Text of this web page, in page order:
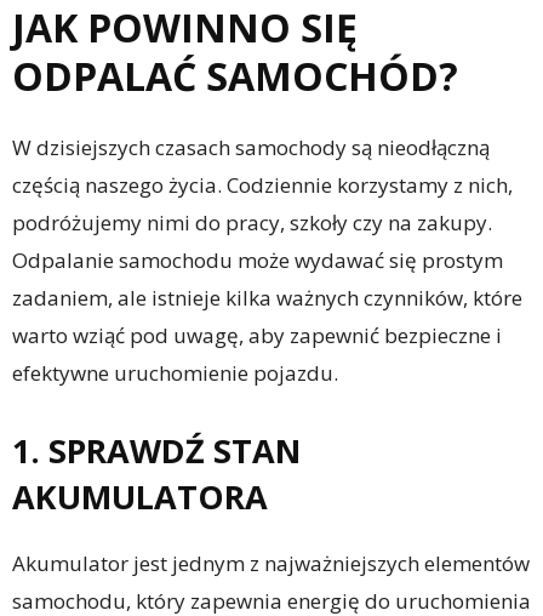
JAK POWINNO SIĘ
ODPALAĆ SAMOCHÓD?
W dzisiejszych czasach samochody są nieodłączną
częścią naszego życia. Codziennie korzystamy z nich,
podróżujemy nimi do pracy, szkoły czy na zakupy.
Odpalanie samochodu może wydawać się prostym
zadaniem, ale istnieje kilka ważnych czynników, które
warto wziąć pod uwagę, aby zapewnić bezpieczne i
efektywne uruchomienie pojazdu.
1. SPRAWDŹ STAN
AKUMULATORA
Akumulator jest jednym z najważniejszych elementów
samochodu, który zapewnia energię do uruchomienia